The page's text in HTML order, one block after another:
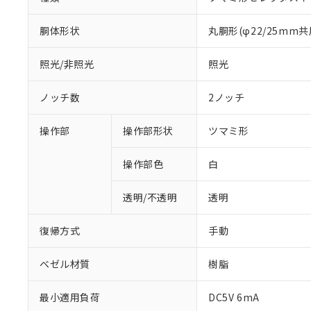
胴体形状 丸胴形(φ22/25mm共
照光/非照光 照光
ノッチ数 2ノッチ
操作部 操作部形状 ツマミ形
操作部色 白
透明/不透明 透明
復帰方式 手動
ベゼル材質 樹脂
最小適用負荷 DC5V 6mA
※1 対応状況